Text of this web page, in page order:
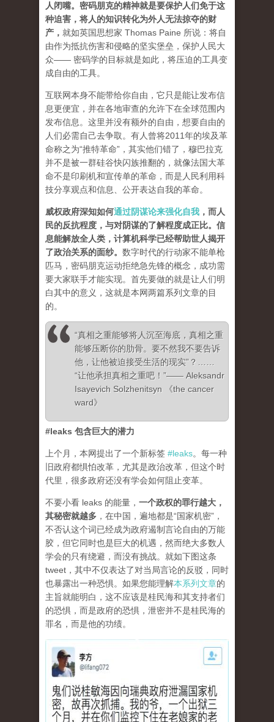
人闭嘴。密码朋克的精神就是要保护人们免于这
种迫害，将人的知识转化为外人无法掠夺的财
产 ， 就如英国思想家 Thomas Paine 所说：将自
由作为抵抗伤害和侵略的坚实堡垒，保护人民大
众—— 密码学的目标就是如此，将压迫的工具变
成自由的工具。
互联网本身不能带给你自由，它只是能让发布信
息更便宜，并在各地审查的允许下在全球范围内
发布信息。这里并没有额外的自由，想要自由的
人们必需自己去争取。有人曾将2011年的埃及革
命称之为“推特革命”，其实他们错了，穆巴拉克
并不是被一群硅谷快闪族推翻的，就像法国大革
命不是印刷机和宣传单的革命，而是人民利用科
技分享观点和信息、公开表达自我的革命。
威权政府深知如何通过阴谋论来强化自我 ，而人
民的反抗程度，与对阴谋的了解程度成正比。信
息能解放全人类，计算机科学已经帮助世人揭开
了政治关系的面纱。 数字时代的行动家不能单枪
匹马，密码朋克运动拒绝急先锋的概念，成功需
要大家联手才能实现。首先要做的就是让人们明
白其中的意义，这就是本网两篇系列文章的目
的。
“真相之重能够将人沉至海底，真相之重
能够压断你的肋骨。要不然我不要告诉
他，让他被迫接受生活的现实”？……
“让他承担真相之重吧！”—— Aleksandr
Isayevich Solzhenitsyn 《the cancer
ward》
#leaks 包含巨大的潜力
上个月，本网提出了一个新标签 #leaks。每一种
旧政府都惧怕改革，尤其是政治改革，但这个时
代里，很多政府还没有学会如何阻止变革。
不要小看 leaks 的能量， 一个政权的罪行越大，
其秘密就越多 ，在中国，遍地都是“国家机密”，
不否认这个词已经成为政府遏制言论自由的万能
胶，但它同时也是巨大的机遇，然而绝大多数人
学会的只有绕避，而没有挑战。就如下图这条
tweet，其中不仅表达了对当局言论的反驳，同时
也暴露出一种恐惧。如果您能理解本系列文章的
主旨就能明白，这不应该是桂民海和其支持者们
的恐惧，而是政府的恐惧，泄密并不是桂民海的
罪名，而是他的功绩。